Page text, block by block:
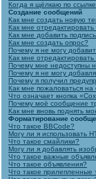
Когда я щёлкаю по
Создание сообщений
Как мне создать новую
Как мне
Как мне добавить
Как мне создать опрос?
Почему я не могу
Как мне
Почему мне недоступны
Почему я не могу
Почему я получил
Как мне пожаловаться
Что означает кнопка
Почему моё сообщение
Как мне вновь поднять
Форматирование
Что такое BBCode?
Могу ли я использовать
Что такое смайлики?
Могу ли я добавлять
Что такое важные
Что такое объявления?
Что такое прилепленные